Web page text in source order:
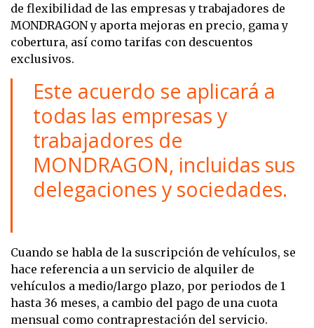
de flexibilidad de las empresas y trabajadores de
MONDRAGON y aporta mejoras en precio, gama y
cobertura, así como tarifas con descuentos
exclusivos.
Este acuerdo se aplicará a
todas las empresas y
trabajadores de
MONDRAGON, incluidas sus
delegaciones y sociedades.
Cuando se habla de la suscripción de vehículos, se
hace referencia a un servicio de alquiler de
vehículos a medio/largo plazo, por periodos de 1
hasta 36 meses, a cambio del pago de una cuota
mensual como contraprestación del servicio.